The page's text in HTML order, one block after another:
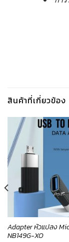
สินค้าที่เกี่ยวข้อง
Adapter หัวแปลง
NB149G-XO